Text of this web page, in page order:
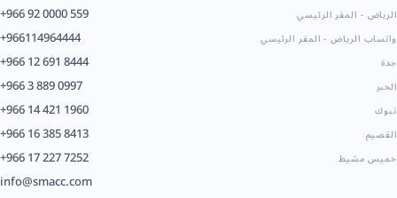
+966 92 0000 559 الرياض - المقر الرئيسي
+966114964444 واتساب الرياض - المقر الرئيسي
+966 12 691 8444 جدة
+966 3 889 0997 الخبر
+966 14 421 1960 تبوك
+966 16 385 8413 القصيم
+966 17 227 7252 خميس مشيط
info@smacc.com